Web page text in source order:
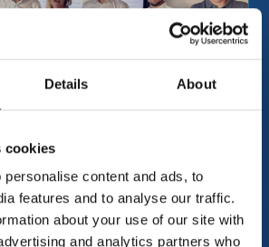
Details About
cookies
content and ads, to
features and to analyse our traffic.
about your use of our site with
and analytics partners who
Croonwolter&dros
met Brainial met drie